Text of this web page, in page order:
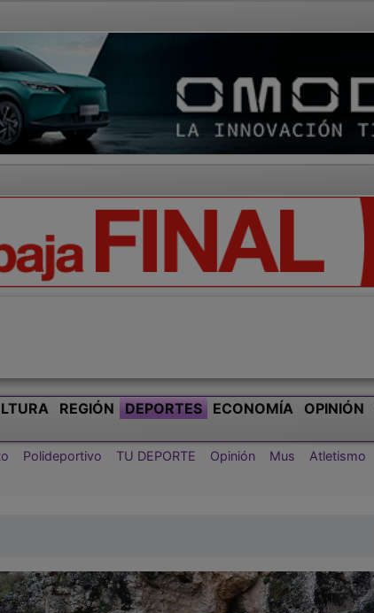
REGIÓN DEPORTES ECONOMÍA OPINIÓN
Polideportivo TU DEPORTE Opinión Mus
Atletismo